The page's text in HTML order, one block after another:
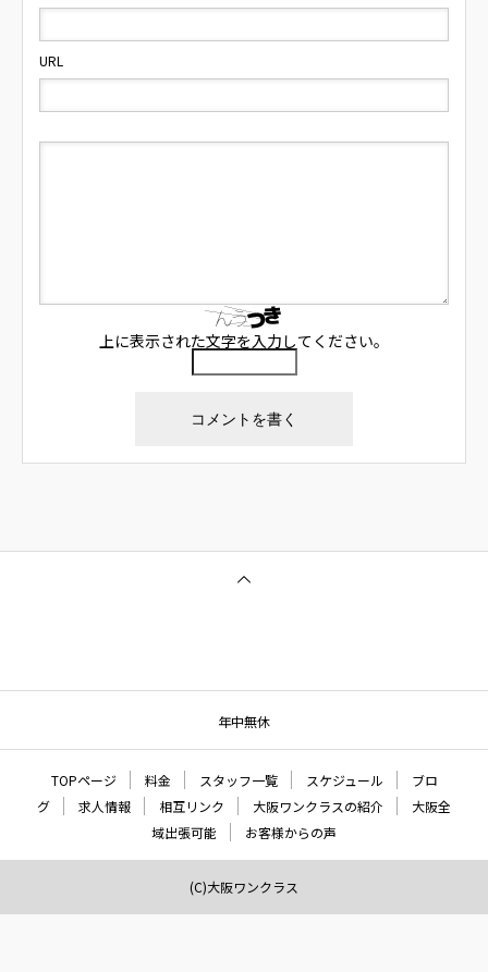
URL
上に表示された文字を入力してください。
年中無休
TOPページ 料金 スタッフ一覧 スケジュール
ブロ
グ
求人情報 相互リンク 大阪ワンクラスの紹介
大阪全
域出張可能
お客様からの声
(C)大阪ワンクラス